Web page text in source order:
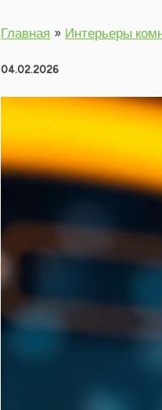
Главная Интерьеры
04.02.2026